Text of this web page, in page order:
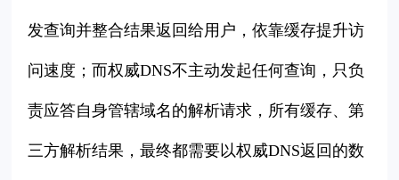
发查询并整合结果返回给用户，依靠缓存提升访
问速度；而权威DNS不主动发起任何查询，只负
责应答自身管辖域名的解析请求，所有缓存、第
三方解析结果，最终都需要以权威DNS返回的数